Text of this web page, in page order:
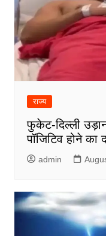
राज्य
फुकेट-दिल्ली
पॉजिटिव होने का
admin